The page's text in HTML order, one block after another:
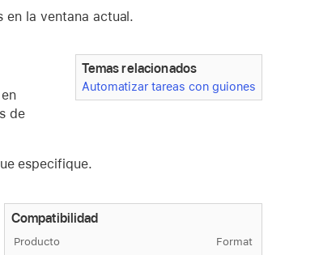
en la ventana actual.
Temas relacionados
Automatizar tareas con guiones
de
especifique.
Compatibilidad
Producto Format